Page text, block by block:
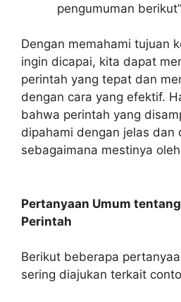
pengumuman
Dengan memahami tujuan
ingin dicapai, kita dapat
perintah yang tepat dan
dengan cara yang efektif.
bahwa perintah yang
dipahami dengan jelas dan
sebagaimana mestinya
Pertanyaan Umum
Perintah
Berikut beberapa
sering diajukan terkait